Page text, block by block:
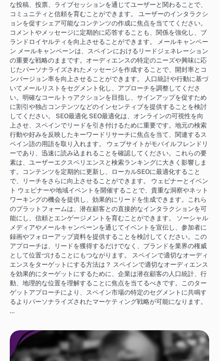
な投稿、投票、ライブセッションを通じてユーザーと関わることで、
コミュニティと信頼を育むことができます。 ユーザーのインタラクシ
ョンを促すシェア可能なコンテンツの作成に焦点を当ててください。
コメントやメッセージに定期的に応答することも、関係を強化し、ブ
ランドロイヤルティを向上させることができます。 メールキャンペー
ン メールキャンペーンは、スペインにおけるリードジェネレーション
の重要な戦略のままです。オーディエンスの特定のニーズや興味に応
じたパーソナライズされたメッセージを作成することで、開封率とコ
ンバージョン率を向上させることができます。 人口統計や行動に基づ
いてメールリストをセグメント化し、アプローチを調整してくださ
い。明確なコールトゥアクションを目指し、サインアップを促すため
に割引や独占コンテンツなどのインセンティブを提供することを検討
してください。 SEO最適化 SEO最適化は、オンラインの可視性を向
上させ、スペインでリードを引き付けるために重要です。地元の検索
行動や好みを反映したキーワードリサーチに焦点を当て、関連するス
ペイン語の用語を取り入れます。 ウェブサイトがモバイルフレンドリ
ーであり、迅速に読み込まれることを確認してください。これらの要
素は、ユーザーエクスペリエンスと検索ランキングに大きく影響しま
す。コンテンツを定期的に更新し、ローカルSEOに最適化すること
で、リーチをさらに向上させることができます。 ウェビナーとイベン
ト ウェビナーや地域イベントを開催することで、貴重な洞察やネット
ワーキングの機会を提供し、効果的にリードを生成できます。これら
のプラットフォームは、潜在顧客との直接的なインタラクションを可
能にし、信頼とエンゲージメントを育むことができます。 ソーシャル
メディアやメールキャンペーンを通じてイベントを宣伝し、参加者に
録画やフォローアップ資料を提供することを検討してください。この
アプローチは、リードを獲得するだけでなく、ブランドを業界の権威
として位置づけることにもつながります。 スペインで適切なオーディ
エンスをターゲットにする方法は？ スペインで適切なオーディエンス
を効果的にターゲットにするために、企業は潜在顧客の人口統計、行
動、地理的な位置を理解することに焦点を当てるべきです。このター
ゲットアプローチにより、スペイン市場の特定のセグメントに共鳴す
るよりパーソナライズされたマーケティング戦略が可能になります。
…